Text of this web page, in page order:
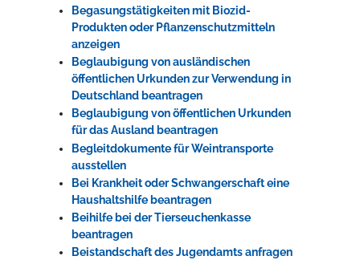
Begasungstätigkeiten mit Biozid-
Produkten oder Pflanzenschutzmitteln
anzeigen
Beglaubigung von ausländischen
öffentlichen Urkunden zur Verwendung in
Deutschland beantragen
Beglaubigung von öffentlichen Urkunden
für das Ausland beantragen
Begleitdokumente für Weintransporte
ausstellen
Bei Krankheit oder Schwangerschaft eine
Haushaltshilfe beantragen
Beihilfe bei der Tierseuchenkasse
beantragen
Beistandschaft des Jugendamts anfragen